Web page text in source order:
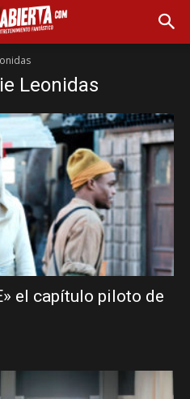
Leonidas
el capítulo piloto de